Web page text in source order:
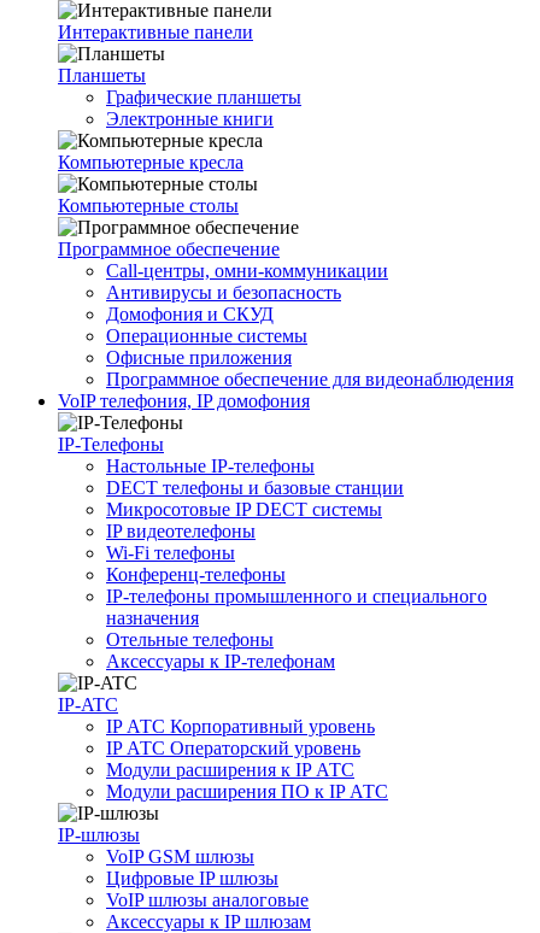
Интерактивные панели
Планшеты
Графические планшеты
Электронные книги
Компьютерные кресла
Компьютерные столы
Программное обеспечение
Call-центры, омни-коммуникации
Антивирусы и безопасность
Домофония и СКУД
Операционные системы
Офисные приложения
Программное обеспечение для видеонаблюдения
VoIP телефония, IP домофония
IP-Телефоны
Настольные IP-телефоны
DECT телефоны и базовые станции
Микросотовые IP DECT системы
IP видеотелефоны
Wi-Fi телефоны
Конференц-телефоны
IP-телефоны промышленного и специального
назначения
Отельные телефоны
Аксессуары к IP-телефонам
IP-ATC
IP АТС Корпоративный уровень
IP АТС Операторский уровень
Модули расширения к IP АТС
Модули расширения ПО к IP АТС
IP-шлюзы
VoIP GSM шлюзы
Цифровые IP шлюзы
VoIP шлюзы аналоговые
Аксессуары к IP шлюзам